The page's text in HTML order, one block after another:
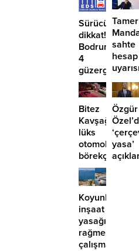
Sürücüler
dikkat!
Bodrum’da
4
güzergahta
EDS
başlıyor
Tamer
sahte
hesap
Bitez
Kavşağı’nda
lüks
otomobil
börekçiye
girdi:
2
Özgür
yasa’
Koyunbaba’da
inşaat
yasağına
rağmen
çalışma